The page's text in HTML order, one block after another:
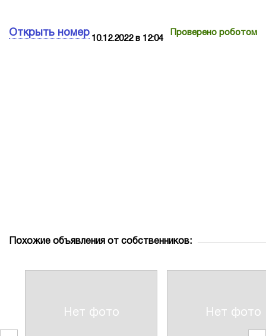
Открыть номер Проверено роботом
10.12.2022 в 12:04
Похожие объявления от собственников:
Нет фото Нет фото